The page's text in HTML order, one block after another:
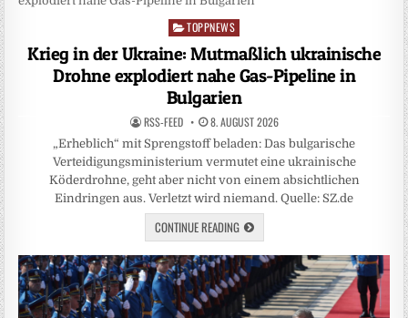
Posted
TOPPNEWS
Krieg in der Ukraine: Mutmaßlich ukrainische
Drohne explodiert nahe Gas-Pipeline in
Bulgarien
RSS-FEED 8. AUGUST 2026
„Erheblich“ mit Sprengstoff beladen: Das bulgarische
Verteidigungsministerium vermutet eine ukrainische
Köderdrohne, geht aber nicht von einem absichtlichen
Eindringen aus. Verletzt wird niemand. Quelle: SZ.de
CONTINUE READING